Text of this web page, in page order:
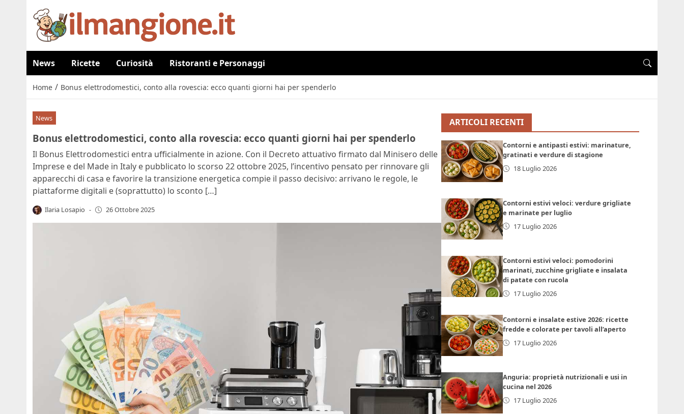
News Ricette Curiosità Ristoranti e Personaggi
Home / Bonus elettrodomestici, conto alla rovescia: ecco quanti giorni hai per spenderlo
News
Bonus elettrodomestici, conto alla rovescia: ecco quanti giorni hai per spenderlo
Il Bonus Elettrodomestici entra ufficialmente in azione. Con il Decreto attuativo firmato dal Minisero delle
Imprese e del Made in Italy e pubblicato lo scorso 22 ottobre 2025, l’incentivo pensato per rinnovare gli
apparecchi di casa e favorire la transizione energetica compie il passo decisivo: arrivano le regole, le
piattaforme digitali e (soprattutto) lo sconto […]
Ilaria Losapio - 26 Ottobre 2025
ARTICOLI RECENTI
Contorni e antipasti estivi: marinature,
gratinati e verdure di stagione
18 Luglio 2026
Contorni estivi veloci: verdure grigliate
e marinate per luglio
17 Luglio 2026
Contorni estivi veloci: pomodorini
marinati, zucchine grigliate e insalata
di patate con rucola
17 Luglio 2026
Contorni e insalate estive 2026: ricette
fredde e colorate per tavoli all’aperto
17 Luglio 2026
Anguria: proprietà nutrizionali e usi in
cucina nel 2026
17 Luglio 2026